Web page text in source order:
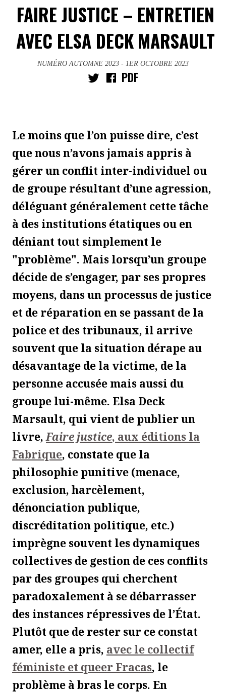
FAIRE JUSTICE – ENTRETIEN
AVEC ELSA DECK MARSAULT
NUMÉRO AUTOMNE 2023 - 1ER OCTOBRE 2023
PDF
Le moins que l’on puisse dire, c’est
que nous n’avons jamais appris à
gérer un conflit inter-individuel ou
de groupe résultant d’une agression,
déléguant généralement cette tâche
à des institutions étatiques ou en
déniant tout simplement le
"problème". Mais lorsqu’un groupe
décide de s’engager, par ses propres
moyens, dans un processus de justice
et de réparation en se passant de la
police et des tribunaux, il arrive
souvent que la situation dérape au
désavantage de la victime, de la
personne accusée mais aussi du
groupe lui-même. Elsa Deck
Marsault, qui vient de publier un
livre,Faire justice, aux éditions la
Fabrique, constate que la
philosophie punitive (menace,
exclusion, harcèlement,
dénonciation publique,
discréditation politique, etc.)
imprègne souvent les dynamiques
collectives de gestion de ces conflits
par des groupes qui cherchent
paradoxalement à se débarrasser
des instances répressives de l’État.
Plutôt que de rester sur ce constat
amer, elle a pris, avec le collectif
féministe et queer Fracas, le
problème à bras le corps. En